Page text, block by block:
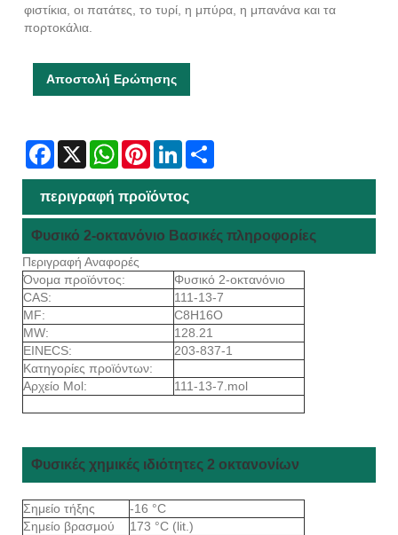
φιστίκια, οι πατάτες, το τυρί, η μπύρα, η μπανάνα και τα
πορτοκάλια.
Αποστολή Ερώτησης
Facebook
X WhatsAppPinterestLinkedIn
περιγραφή προϊόντος
Φυσικό 2-οκτανόνιο Βασικές πληροφορίες
Περιγραφή Αναφορές
Όνομα προϊόντος:
Φυσικό 2-οκτανόνιο
CAS:
111-13-7
MF:
C8H16O
MW:
128.21
EINECS:
203-837-1
Κατηγορίες προϊόντων:
Αρχείο Mol:
111-13-7.mol
Φυσικές χημικές ιδιότητες 2 οκτανονίων
Σημείο τήξης
-16 °C
Σημείο βρασμού
173 °C (lit.)